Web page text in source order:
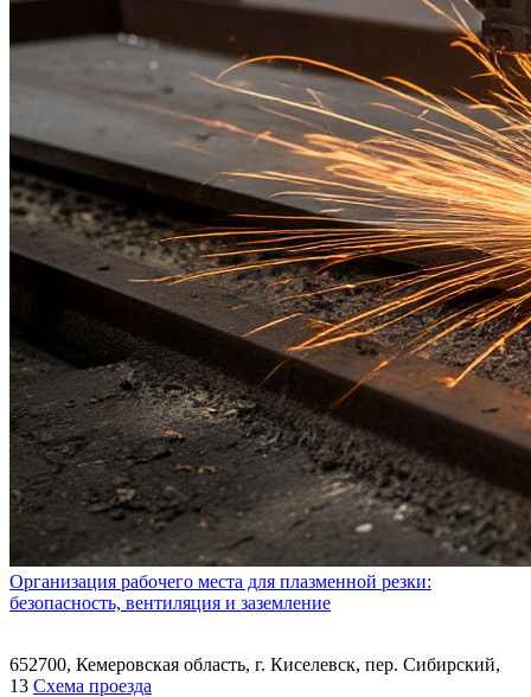
Организация рабочего места для плазменной резки:
безопасность, вентиляция и заземление
652700, Кемеровская область, г. Киселевск, пер. Сибирский,
13 Схема проезда